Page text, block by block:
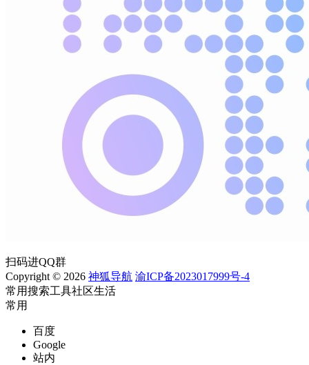
扫码进QQ群
Copyright © 2026 神狐导航 渝ICP备2023017999号-4
常用搜索工具社区生活
常用
百度
Google
站内